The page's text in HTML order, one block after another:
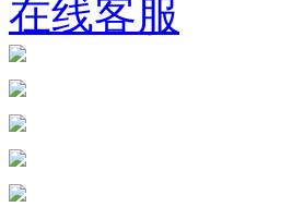
在线客服